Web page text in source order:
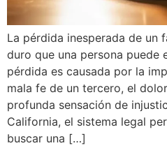
La pérdida inesperada de un
duro que una persona puede
pérdida es causada por la
mala fe de un tercero, el
profunda sensación de
California, el sistema legal
buscar una […]